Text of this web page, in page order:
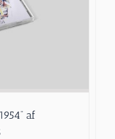
af